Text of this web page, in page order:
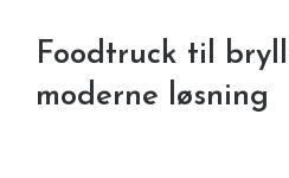
Foodtruck til
moderne løsning